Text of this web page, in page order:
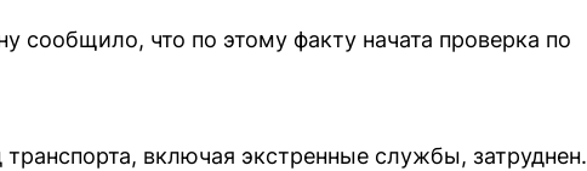
сообщило, что по этому факту начата проверка по
включая экстренные службы, затруднен.